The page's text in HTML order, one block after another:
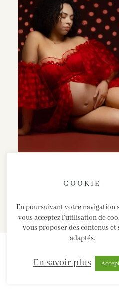
SABRINA ESTEVES •
Colombo | MENTIONS
COOKIE
En poursuivant votre navigation
vous acceptez l’utilisation de
vous proposer des contenus et
adaptés.
En savoir plus